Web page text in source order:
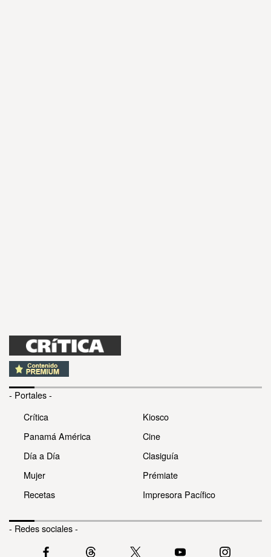
- Portales -
Crítica
Panamá América
Día a Día
Mujer
Recetas
Kiosco
Cine
Clasiguía
Prémiate
Impresora Pacífico
- Redes sociales -